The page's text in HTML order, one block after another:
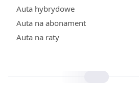
Auta hybrydowe
Auta na abonament
Auta na raty